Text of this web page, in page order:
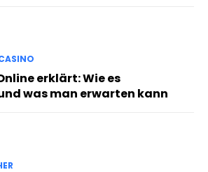
erklärt: Wie es
was man erwarten kann